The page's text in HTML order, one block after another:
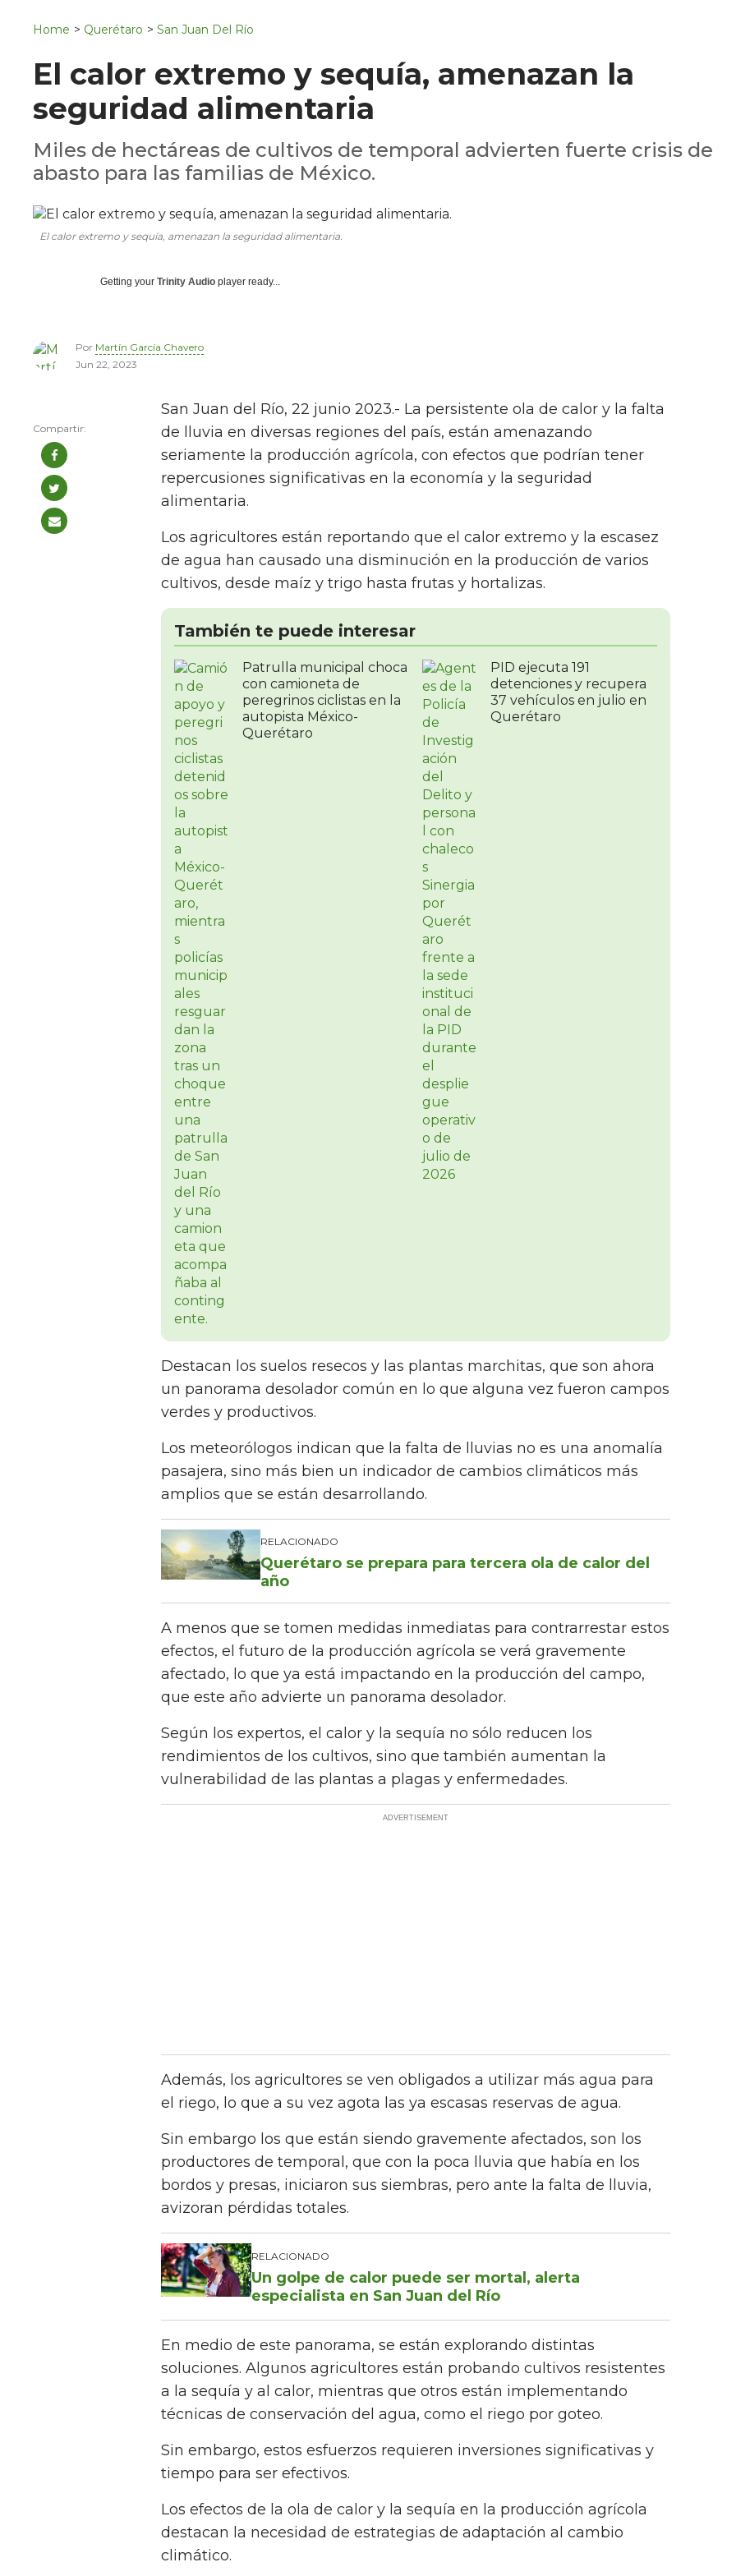
Home > Querétaro > San Juan Del Río
El calor extremo y sequía, amenazan la
seguridad alimentaria
Miles de hectáreas de cultivos de temporal advierten fuerte crisis de
abasto para las familias de México.
El calor extremo y sequía, amenazan la seguridad alimentaria.
Getting your Trinity Audio player ready...
Por Martín García Chavero
Jun 22, 2023
San Juan del Río, 22 junio 2023.- La persistente ola de calor y la falta
de lluvia en diversas regiones del país, están amenazando
seriamente la producción agrícola, con efectos que podrían tener
repercusiones significativas en la economía y la seguridad
alimentaria.
Los agricultores están reportando que el calor extremo y la escasez
de agua han causado una disminución en la producción de varios
cultivos, desde maíz y trigo hasta frutas y hortalizas.
También te puede interesar
Patrulla municipal choca
con camioneta de
peregrinos ciclistas en la
autopista México-
Querétaro
PID ejecuta 191
detenciones y recupera
37 vehículos en julio en
Querétaro
Destacan los suelos resecos y las plantas marchitas, que son ahora
un panorama desolador común en lo que alguna vez fueron campos
verdes y productivos.
Los meteorólogos indican que la falta de lluvias no es una anomalía
pasajera, sino más bien un indicador de cambios climáticos más
amplios que se están desarrollando.
RELACIONADO
Querétaro se prepara para tercera ola de calor del
año
A menos que se tomen medidas inmediatas para contrarrestar estos
efectos, el futuro de la producción agrícola se verá gravemente
afectado, lo que ya está impactando en la producción del campo,
que este año advierte un panorama desolador.
Según los expertos, el calor y la sequía no sólo reducen los
rendimientos de los cultivos, sino que también aumentan la
vulnerabilidad de las plantas a plagas y enfermedades.
Además, los agricultores se ven obligados a utilizar más agua para
el riego, lo que a su vez agota las ya escasas reservas de agua.
Sin embargo los que están siendo gravemente afectados, son los
productores de temporal, que con la poca lluvia que había en los
bordos y presas, iniciaron sus siembras, pero ante la falta de lluvia,
avizoran pérdidas totales.
RELACIONADO
Un golpe de calor puede ser mortal, alerta
especialista en San Juan del Río
En medio de este panorama, se están explorando distintas
soluciones. Algunos agricultores están probando cultivos resistentes
a la sequía y al calor, mientras que otros están implementando
técnicas de conservación del agua, como el riego por goteo.
Sin embargo, estos esfuerzos requieren inversiones significativas y
tiempo para ser efectivos.
Los efectos de la ola de calor y la sequía en la producción agrícola
destacan la necesidad de estrategias de adaptación al cambio
climático.